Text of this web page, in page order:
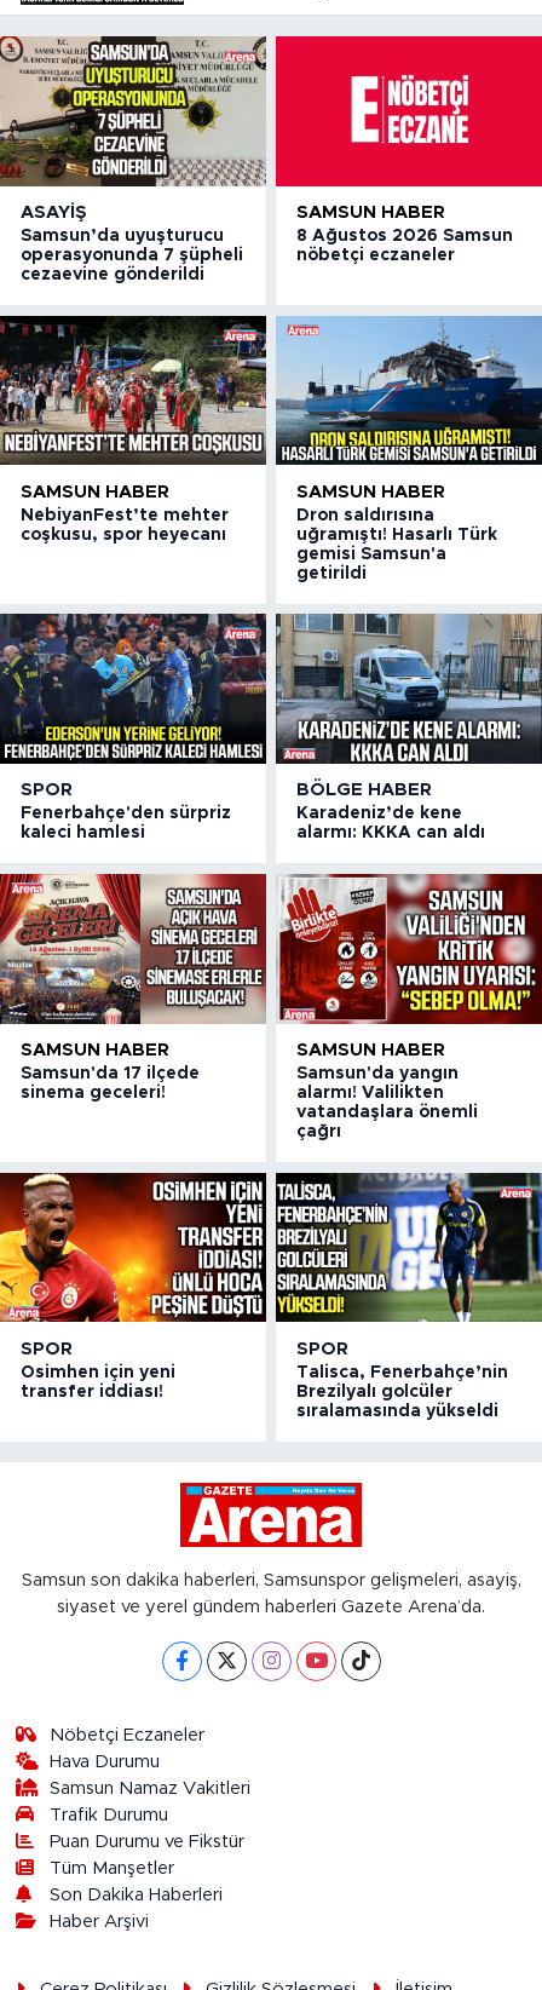
getirildi
ASAYIŞ
Samsun’da uyuşturucu
operasyonunda 7 şüpheli
cezaevine gönderildi
SAMSUN HABER
8 Ağustos 2026 Samsun
nöbetçi eczaneler
SAMSUN HABER
NebiyanFest’te mehter
coşkusu, spor heyecanı
SAMSUN HABER
Dron saldırısına
uğramıştı! Hasarlı Türk
gemisi Samsun'a
getirildi
SPOR
Fenerbahçe'den sürpriz
kaleci hamlesi
BÖLGE HABER
Karadeniz’de kene
alarmı: KKKA can aldı
SAMSUN HABER
Samsun'da 17 ilçede
sinema geceleri!
SAMSUN HABER
Samsun'da yangın
alarmı! Valilikten
vatandaşlara önemli
çağrı
SPOR
Osimhen için yeni
transfer iddiası!
SPOR
Talisca, Fenerbahçe’nin
Brezilyalı golcüler
sıralamasında yükseldi
Samsun son dakika haberleri, Samsunspor gelişmeleri, asayiş,
siyaset ve yerel gündem haberleri Gazete Arena’da.
Nöbetçi Eczaneler
Hava Durumu
Samsun Namaz Vakitleri
Trafik Durumu
Puan Durumu ve Fikstür
Tüm Manşetler
Son Dakika Haberleri
Haber Arşivi